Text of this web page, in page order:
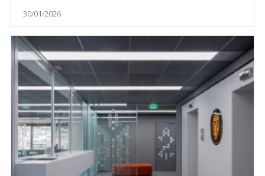
30/01/2026